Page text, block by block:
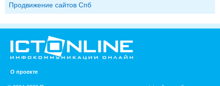
Продвижение сайтов Спб
О проекте